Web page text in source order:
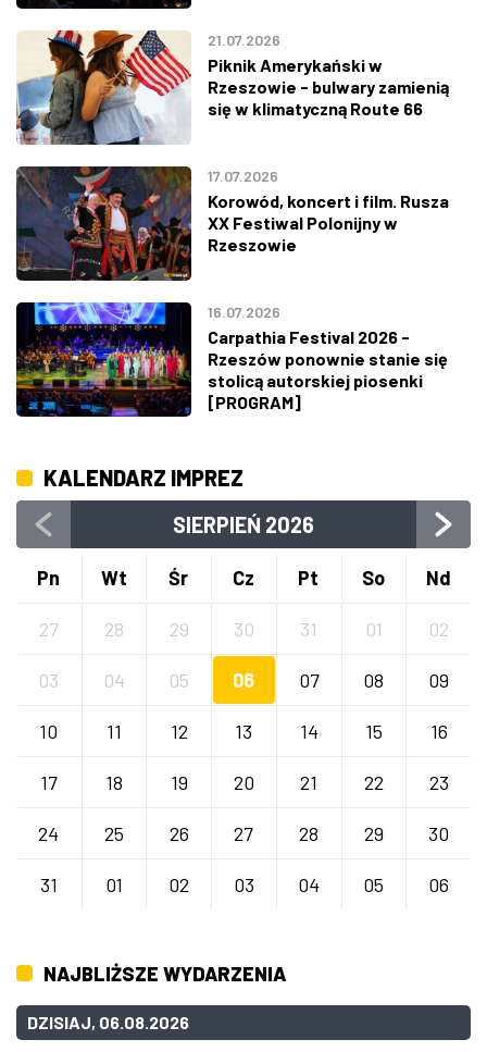
21.07.2026
Piknik Amerykański w
Rzeszowie - bulwary zamienią
się w klimatyczną Route 66
17.07.2026
Korowód, koncert i film. Rusza
XX Festiwal Polonijny w
Rzeszowie
16.07.2026
Carpathia Festival 2026 -
Rzeszów ponownie stanie się
stolicą autorskiej piosenki
[PROGRAM]
KALENDARZ IMPREZ
SIERPIEŃ 2026
Pn Wt Śr Cz Pt So Nd
27 28 29 30 31 01 02
03 04 05 06 07 08 09
10 11 12 13 14 15 16
17 18 19 20 21 22 23
24 25 26 27 28 29 30
31 01 02 03 04 05 06
NAJBLIŻSZE WYDARZENIA
DZISIAJ, 06.08.2026